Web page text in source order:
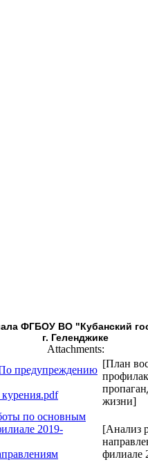
ФГБОУ ВО "Кубанский
г. Геленджике
Attachments:
[План
жизни]
[Анализ
филиале